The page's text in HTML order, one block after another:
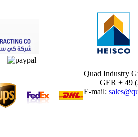
Quad Industry
GER + 49
E-mail: